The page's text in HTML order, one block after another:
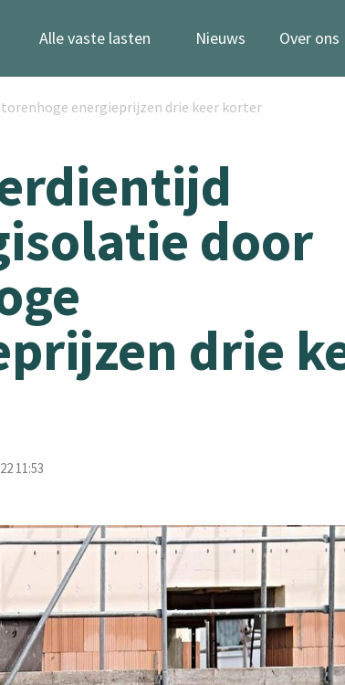
Alle vaste lasten Nieuws Over ons
energieprijzen drie keer korter
door
drie
11:53